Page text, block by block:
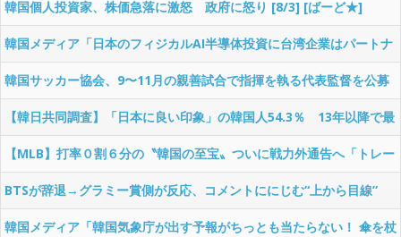
φ★]
ら10年……韓国側は「なんとかして協定を締結したい」と語るもの
の……
韓国個人投資家、株価急落に激怒 政府に怒り [8/3] [ばーど★]
韓国メディア「日本のフィジカルAI半導体投資に台湾企業はパートナ
ーとなっても韓国の出番はない」……そりゃファウンドリのシェアで
10倍の差をつけられてりゃそうなるでしょ
韓国サッカー協会、9〜11月の親善試合で指揮を執る代表監督を公募
開始……え、公募？
【韓日共同調査】「日本に良い印象」の韓国人54.3％ 13年以降で最
高に 日本人の韓国好感度は35.3％ [8/3] [昆虫図鑑★]
【MLB】打率０割６分の〝韓国の至宝〟ついに戦力外通告へ「トレー
ド相手見つけるのは困難」と米報道 [8/2] [ばーど★]
BTSが辞退→グラミー賞側が反応、コメントににじむ“上から目線”
ジャンルではなく“地域”で分ける「アジア賞」[8/2] [昆虫図鑑★]
韓国メディア「韓国気象庁が出す予報がちっとも当たらない！ 傘を杖